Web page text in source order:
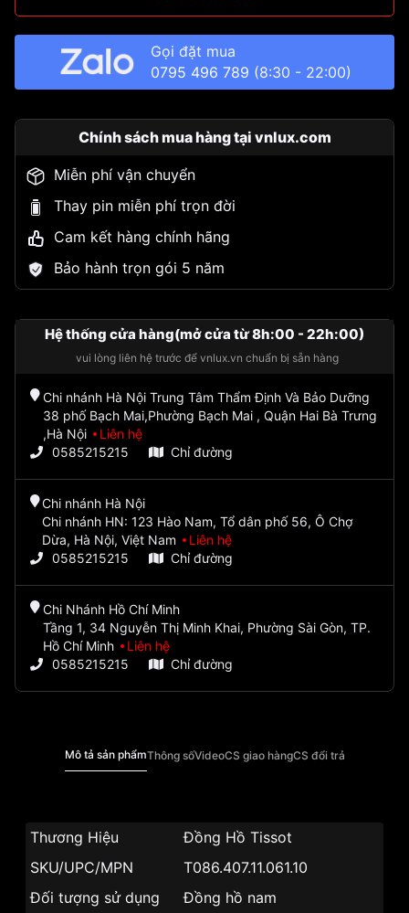
Gọi đặt mua
0795 496 789 (8:30 - 22:00)
Chính sách mua hàng tại vnlux.com
Miễn phí vận chuyển
Thay pin miễn phí trọn đời
Cam kết hàng chính hãng
Bảo hành trọn gói 5 năm
Hệ thống cửa hàng(mở cửa từ 8h:00 - 22h:00)
vui lòng liên hệ trước để vnlux.vn chuẩn bị sẵn hàng
Chi nhánh Hà Nội Trung Tâm Thẩm Định Và Bảo Dưỡng
38 phố Bạch Mai,Phường Bạch Mai , Quận Hai Bà Trưng
,Hà Nội
Liên hệ
0585215215
Chỉ đường
Chi nhánh Hà Nội
Chi nhánh HN: 123 Hào Nam, Tổ dân phố 56, Ô Chợ
Dừa, Hà Nội, Việt Nam
Liên hệ
0585215215
Chỉ đường
Chi Nhánh Hồ Chí Minh
Tầng 1, 34 Nguyễn Thị Minh Khai, Phường Sài Gòn, TP.
Hồ Chí Minh
Liên hệ
0585215215
Chỉ đường
Mô tả sản phẩmThông sốVideoCS giao hàngCS đổi trả
Thương Hiệu
Đồng Hồ Tissot
SKU/UPC/MPN
T086.407.11.061.10
Đối tượng sử dụng
Đồng hồ nam